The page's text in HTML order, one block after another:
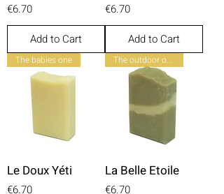
Price
€6.70
Add to Cart
Price
€6.70
Add to Cart
The babies one
Le Doux Yéti
Price
€6.70
The outdoor one
La Belle Etoile
Price
€6.70